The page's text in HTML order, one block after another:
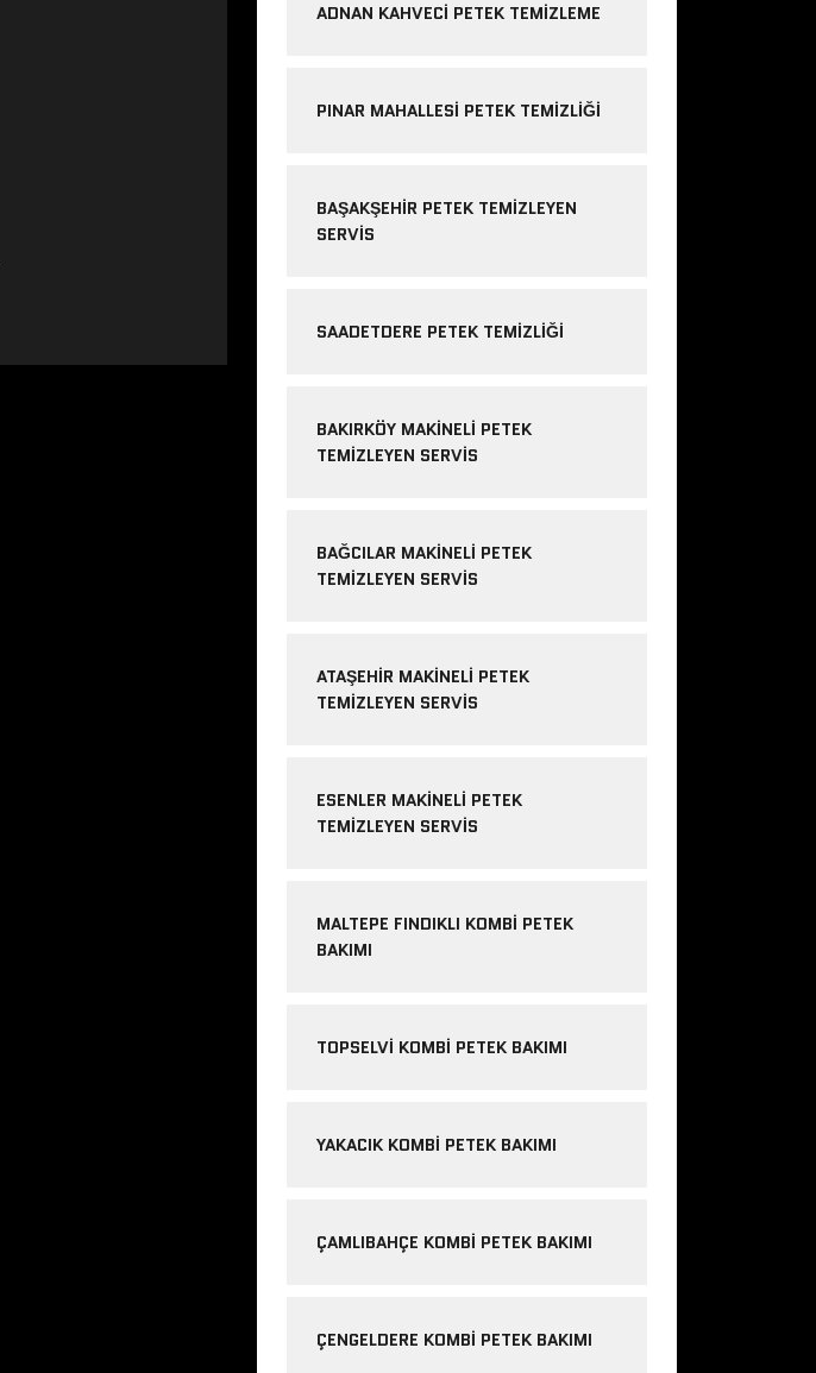
ADNAN KAHVECI PETEK TEMIZLEME
PINAR MAHALLESI PETEK TEMIZLIĞI
BAŞAKŞEHIR PETEK TEMIZLEYEN
SERVIS
SAADETDERE PETEK TEMIZLIĞI
BAKIRKÖY MAKINELI PETEK
TEMIZLEYEN SERVIS
BAĞCILAR MAKINELI PETEK
TEMIZLEYEN SERVIS
ATAŞEHIR MAKINELI PETEK
TEMIZLEYEN SERVIS
ESENLER MAKINELI PETEK
TEMIZLEYEN SERVIS
MALTEPE FINDIKLI KOMBI PETEK
BAKIMI
TOPSELVI KOMBI PETEK BAKIMI
YAKACIK KOMBI PETEK BAKIMI
ÇAMLIBAHÇE KOMBI PETEK BAKIMI
ÇENGELDERE KOMBI PETEK BAKIMI